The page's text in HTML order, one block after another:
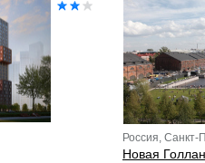
Россия, Санкт-
Новая